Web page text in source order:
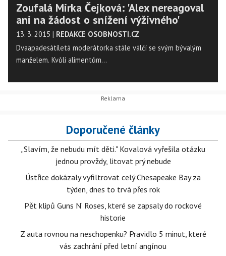
Zoufalá Mirka Čejková: 'Alex nereagoval
ani na žádost o snížení výživného'
13. 3. 2015 | REDAKCE OSOBNOSTI.CZ
Dvaapadesátiletá moderátorka stále válčí se svým bývalým
manželem. Kvůli alimentům…
Doporučené články
„Slavím, že nebudu mít děti." Kovalová vyřešila otázku
jednou provždy, litovat prý nebude
Ústřice dokázaly vyfiltrovat celý Chesapeake Bay za
týden, dnes to trvá přes rok
Pět klipů Guns N‘ Roses, které se zapsaly do rockové
historie
Z auta rovnou na neschopenku? Pravidlo 5 minut, které
vás zachrání před letní angínou